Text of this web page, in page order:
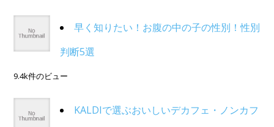
早く知りたい！お腹の中の子の性別！性別
判断5選
9.4k件のビュー
KALDIで選ぶおいしいデカフェ・ノンカフ